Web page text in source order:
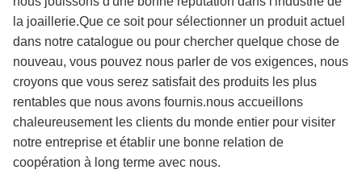
la joaillerie.Que ce soit pour sélectionner un produit actuel
dans notre catalogue ou pour chercher quelque chose de
nouveau, vous pouvez nous parler de vos exigences, nous
croyons que vous serez satisfait des produits les plus
rentables que nous avons fournis.nous accueillons
chaleureusement les clients du monde entier pour visiter
notre entreprise et établir une bonne relation de
coopération à long terme avec nous.